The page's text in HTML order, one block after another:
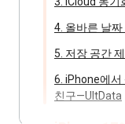
4. 올바른 날짜
5. 저장 공간
6. iPhone에서
친구—UltData